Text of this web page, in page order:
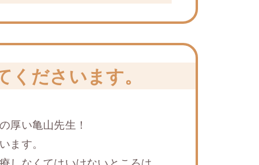
くださいます。
厚い⻲山先生！
ます。